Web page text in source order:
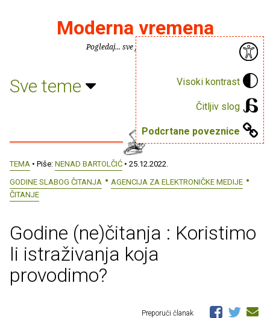
Visoki kontrast
Čitljiv slog
Podcrtane poveznice
Moderna vremena
Pogledaj... sve je puno knjiga.
Sve teme
TEMA • Piše: NENAD BARTOLČIĆ • 25.12.2022.
GODINE SLABOG ČITANJA
AGENCIJA ZA ELEKTRONIČKE MEDIJE
ČITANJE
Godine (ne)čitanja : Koristimo
li istraživanja koja
provodimo?
Preporuči članak